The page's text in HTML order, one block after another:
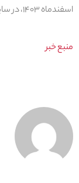
اسفندماه ۱۴۰۳، در سایت ۲۳ هکتاری نور در حال اجرا است. منبع خبر
منبع خبر